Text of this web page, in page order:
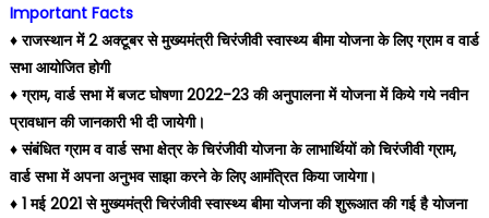
Important Facts
♦️ राजस्थान में 2 अक्टूबर से मुख्यमंत्री चिरंजीवी स्वास्थ्य बीमा योजना के लिए ग्राम व वार्ड
सभा आयोजित होगी
♦️ ग्राम, वार्ड सभा में बजट घोषणा 2022-23 की अनुपालना में योजना में किये गये नवीन
प्रावधान की जानकारी भी दी जायेगी।
♦️ संबंधित ग्राम व वार्ड सभा क्षेत्र के चिरंजीवी योजना के लाभार्थियों को चिरंजीवी ग्राम,
वार्ड सभा में अपना अनुभव साझा करने के लिए आमंत्रित किया जायेगा।
♦️ 1 मई 2021 से मुख्यमंत्री चिरंजीवी स्वास्थ्य बीमा योजना की शुरूआत की गई है योजना